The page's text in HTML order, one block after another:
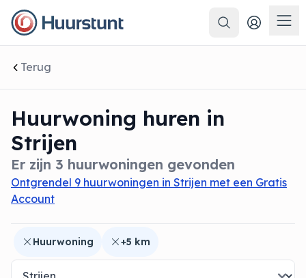
Zoeken
Terug
Huurwoning huren in
Strijen
Er zijn 3 huurwoningen gevonden
Ontgrendel 9 huurwoningen in Strijen met een Gratis
Account
sluiten
Huurwoning +5 km